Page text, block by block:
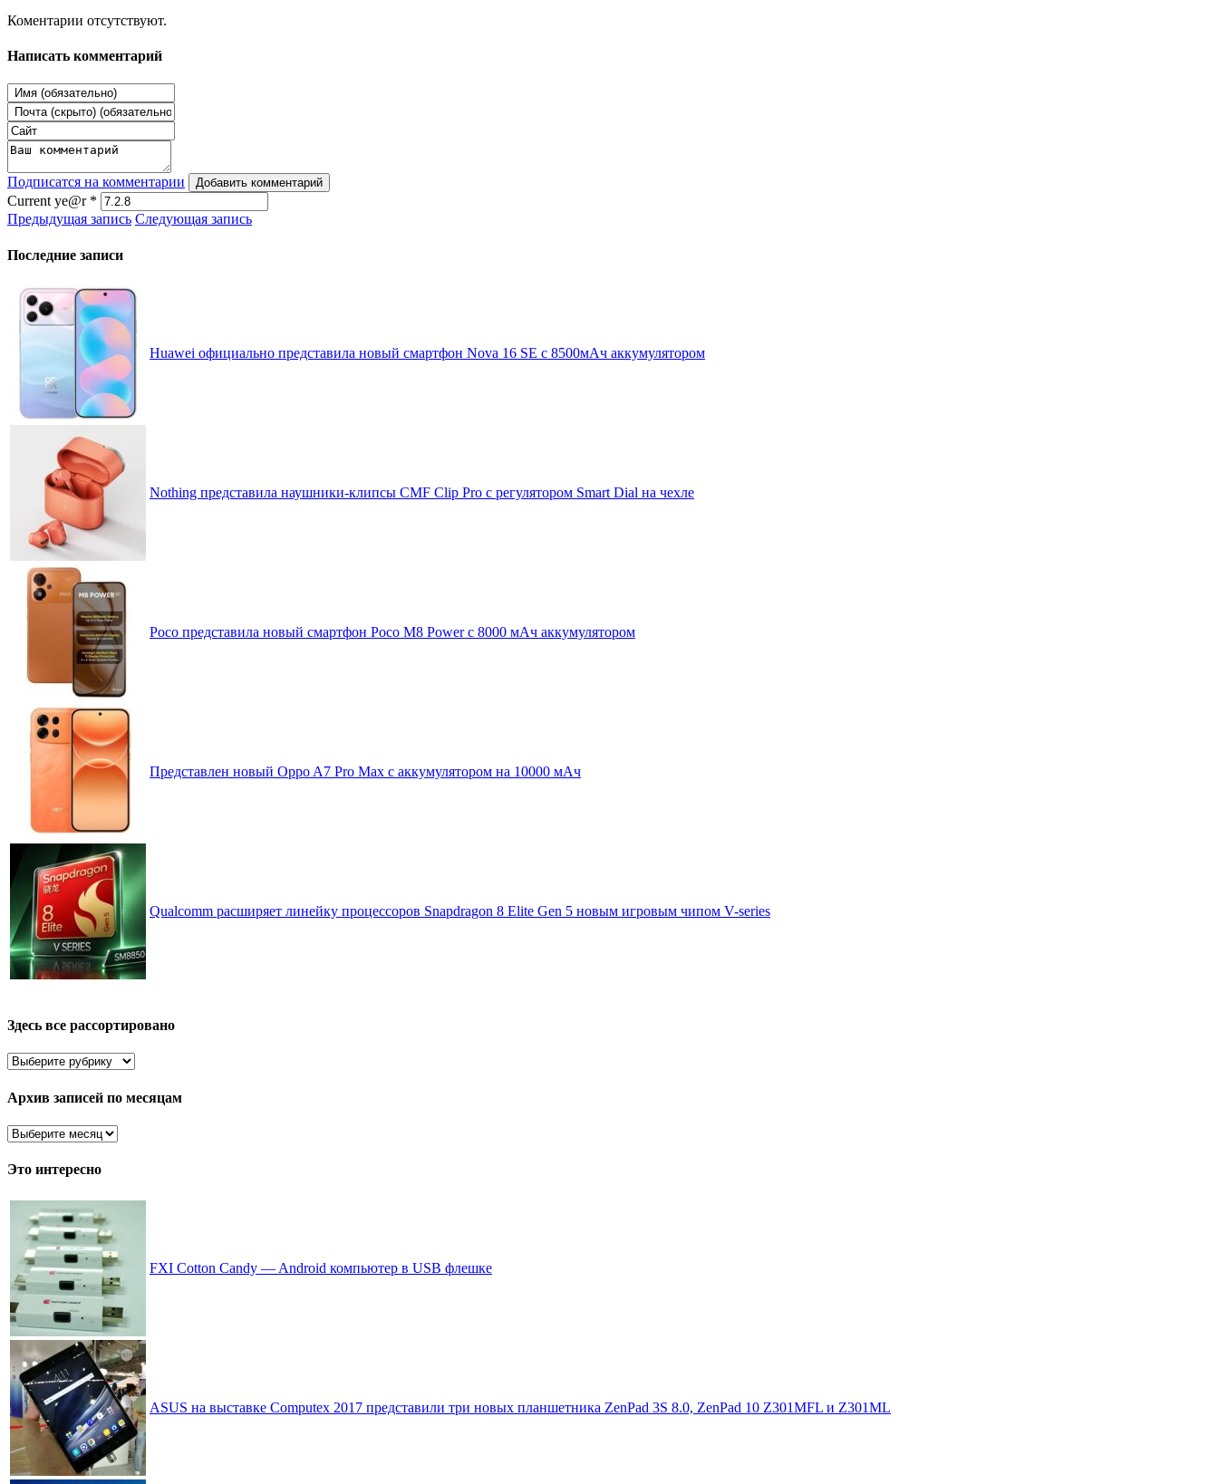
Коментарии отсутствуют.
Написать комментарий
Подписатся на комментарии Добавить комментарий
Current ye@r *
Предыдущая запись Следующая запись
Последние записи
Huawei официально представила новый смартфон Nova 16 SE с 8500мАч аккумулятором
Nothing представила наушники-клипсы CMF Clip Pro с регулятором Smart Dial на чехле
Poco представила новый смартфон Poco M8 Power с 8000 мАч аккумулятором
Представлен новый Oppo A7 Pro Max с аккумулятором на 10000 мАч
Qualcomm расширяет линейку процессоров Snapdragon 8 Elite Gen 5 новым игровым чипом V-series
Здесь все рассортировано
Здесь
рассортировано
Архив записей по месяцам
Архив
по
Это интересно
FXI Cotton Candy — Android компьютер в USB флешке
ASUS на выставке Computex 2017 представили три новых планшетника ZenPad 3S 8.0, ZenPad 10 Z301MFL и Z301ML